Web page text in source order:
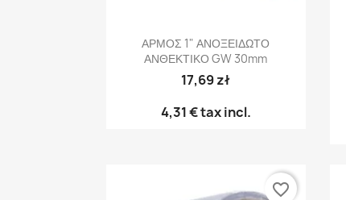
Γρήγορη προβολή
ΑΡΜΟΣ 1" ΑΝΟΞΕΙΔΩΤΟ
ΑΝΘΕΚΤΙΚΟ GW 30mm
17,69 zł
4,31 €tax incl.
favorite_border